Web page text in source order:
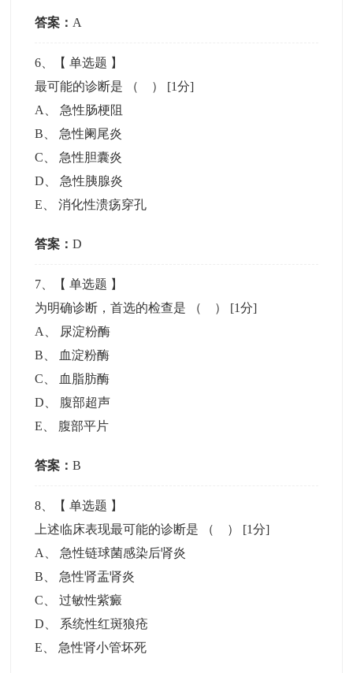
答案： A
6 、【单选题 】
最可能的诊断是 （ ） [1分]
A
急性肠梗阻
B
急性阑尾炎
C
急性胆囊炎
D
急性胰腺炎
E 、消化性溃疡穿孔
答案：D
7 、【单选题 】
为明确诊断，首选的检查是 （ ） [1分]
A
尿淀粉酶
B
血淀粉酶
C
血脂肪酶
D
腹部超声
E
腹部平片
答案：B
8 、【单选题 】
上述临床表现最可能的诊断是 （ ） [1分]
A
急性链球菌感染后肾炎
B
急性肾盂肾炎
C 、过敏性紫癜
D
系统性红斑狼疮
E
急性肾小管坏死